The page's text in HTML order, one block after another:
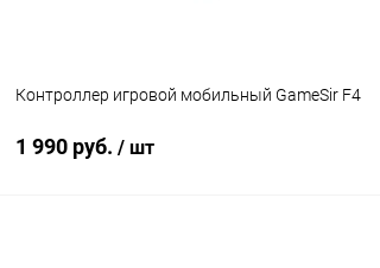
Контроллер игровой мобильный GameSir F4
1 990 руб. / шт